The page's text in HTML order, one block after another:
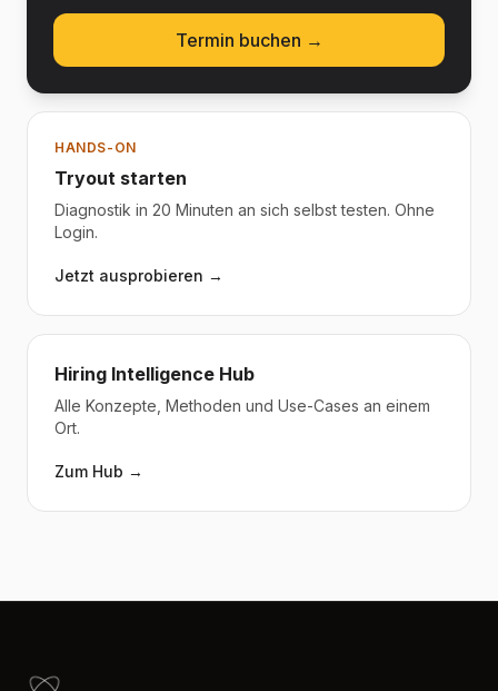
Termin buchen →
HANDS-ON
Tryout starten
Diagnostik in 20 Minuten an sich selbst testen. Ohne
Login.
Jetzt ausprobieren →
Hiring Intelligence Hub
Alle Konzepte, Methoden und Use-Cases an einem
Ort.
Zum Hub →